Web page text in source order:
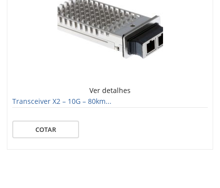
Ver detalhes
Transceiver X2 – 10G – 80km...
COTAR